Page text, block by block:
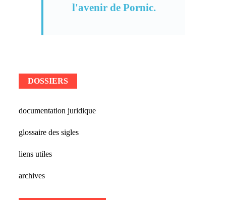
l'avenir de Pornic.
DOSSIERS
documentation juridique
glossaire des sigles
liens utiles
archives